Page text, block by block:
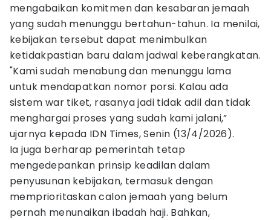
mengabaikan komitmen dan kesabaran jemaah
yang sudah menunggu bertahun-tahun. Ia menilai,
kebijakan tersebut dapat menimbulkan
ketidakpastian baru dalam jadwal keberangkatan.
"Kami sudah menabung dan menunggu lama
untuk mendapatkan nomor porsi. Kalau ada
sistem war tiket, rasanya jadi tidak adil dan tidak
menghargai proses yang sudah kami jalani,”
ujarnya kepada IDN Times, Senin (13/4/2026).
Ia juga berharap pemerintah tetap
mengedepankan prinsip keadilan dalam
penyusunan kebijakan, termasuk dengan
memprioritaskan calon jemaah yang belum
pernah menunaikan ibadah haji. Bahkan,